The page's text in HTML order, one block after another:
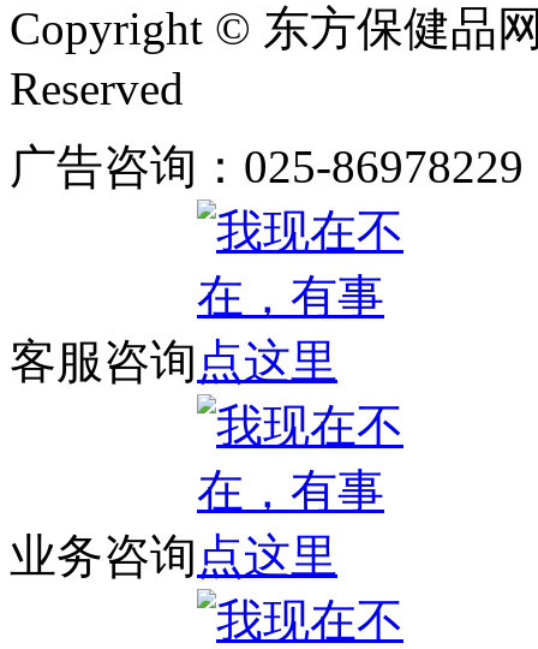
Copyright © 东方保健品
Reserved
广告咨询：025-
客服咨询
业务咨询